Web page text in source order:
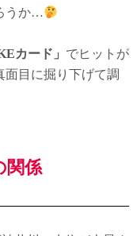
うか…
カード」 でヒットが
面目に掘り下げて調
関係